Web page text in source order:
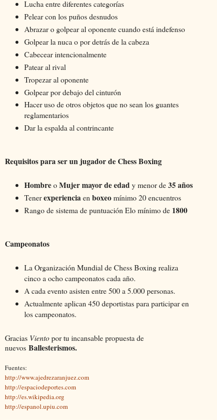
Lucha entre diferentes categorías
Pelear con los puños desnudos
Abrazar o golpear al oponente cuando está indefenso
Golpear la nuca o por detrás de la cabeza
Cabecear intencionalmente
Patear al rival
Tropezar al oponente
Golpear por debajo del cinturón
Hacer uso de otros objetos que no sean los guantes
reglamentarios
Dar la espalda al contrincante
Requisitos para ser un jugador de Chess Boxing
HombreoMujer mayor de edady menor de35 años
Tenerexperienciaen boxeomínimo 20 encuentros
Rango de sistema de puntuación Elo mínimo de 1800
Campeonatos
La Organización Mundial de Chess Boxing realiza
cinco a ocho campeonatos cada año.
A cada evento asisten entre 500 a 5.000 personas.
Actualmente aplican 450 deportistas para participar en
los campeonatos.
Gracias Vientopor tu incansable propuesta de
nuevos Ballesterismos.
Fuentes:
http://www.ajedrezaranjuez.com
http://espaciodeportes.com
http://es.wikipedia.org
http://espanol.upiu.com